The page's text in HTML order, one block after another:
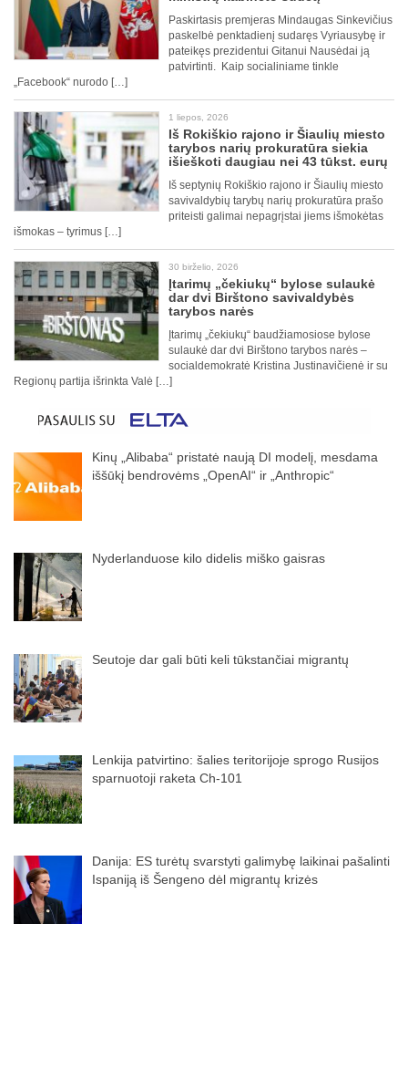
Paskirtasis premjeras Mindaugas Sinkevičius
paskelbė penktadienį sudaręs Vyriausybę ir
pateikęs prezidentui Gitanui Nausėdai ją
patvirtinti. Kaip socialiniame tinkle
„Facebook“ nurodo […]
1 liepos, 2026
Iš Rokiškio rajono ir Šiaulių miesto
tarybos narių prokuratūra siekia
išieškoti daugiau nei 43 tūkst. eurų
Iš septynių Rokiškio rajono ir Šiaulių miesto
savivaldybių tarybų narių prokuratūra prašo
priteisti galimai nepagrįstai jiems išmokėtas
išmokas – tyrimus […]
30 birželio, 2026
Įtarimų „čekiukų“ bylose sulaukė
dar dvi Birštono savivaldybės
tarybos narės
Įtarimų „čekiukų“ baudžiamosiose bylose
sulaukė dar dvi Birštono tarybos narės –
socialdemokratė Kristina Justinavičienė ir su
Regionų partija išrinkta Valė […]
Kinų „Alibaba“ pristatė naują DI modelį, mesdama
iššūkį bendrovėms „OpenAI“ ir „Anthropic“
Nyderlanduose kilo didelis miško gaisras
Seutoje dar gali būti keli tūkstančiai migrantų
Lenkija patvirtino: šalies teritorijoje sprogo Rusijos
sparnuotoji raketa Ch-101
Danija: ES turėtų svarstyti galimybę laikinai pašalinti
Ispaniją iš Šengeno dėl migrantų krizės